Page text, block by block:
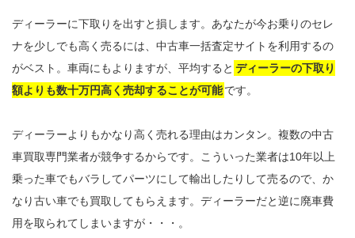
ディーラーに下取りを出すと損します。あなたが今お乗りのセレ
ナを少しでも高く売るには、中古車一括査定サイトを利用するの
がベスト。車両にもよりますが、平均すると ディーラーの下取り
額よりも数十万円高く売却することが可能です。
ディーラーよりもかなり高く売れる理由はカンタン。複数の中古
車買取専門業者が競争するからです。こういった業者は10年以上
乗った車でもバラしてパーツにして輸出したりして売るので、か
なり古い車でも買取してもらえます。ディーラーだと逆に廃車費
用を取られてしまいますが・・・。